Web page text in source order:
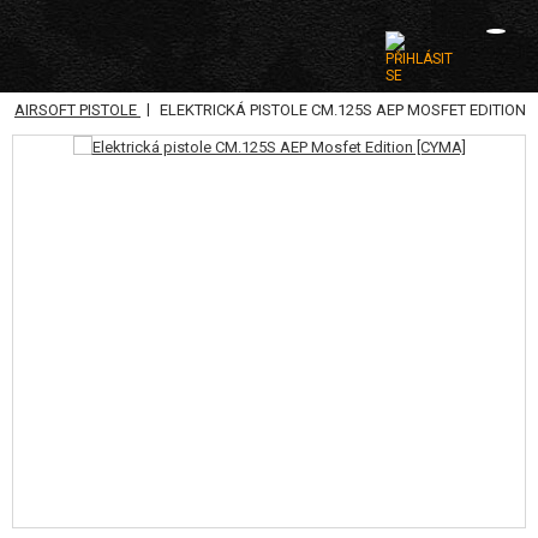
KATEGORIE
AIRSOFT PISTOLE | ELEKTRICKÁ PISTOLE CM.125S AEP MOSFET EDITION